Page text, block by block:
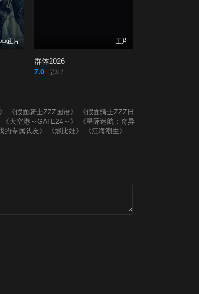
正片 正片
群体2026
7.0 군체/
《假面骑士ZZZ国语》
《假面骑士ZZZ日
《大空港～GATE24～》
《星际迷航：奇异
的专属队友》 《燃比娃》
《江海潮生》